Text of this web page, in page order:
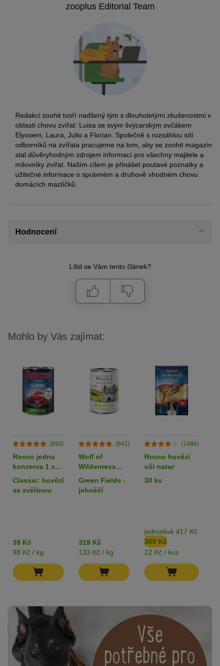
zooplus Editorial Team
Redakci zoohit tvoří nadšený tým s dlouholetými zkušenostmi v
oblasti chovu zvířat: Luisa se svým švýcarským ovčákem
Elyosem, Laura, Julio a Florian. Společně s rozsáhlou sítí
odborníků na zvířata pracujeme na tom, aby se zoohit magazín
stal důvěryhodným zdrojem informací pro všechny majitele a
milovníky zvířat. Naším cílem je přinášet poutavé poznatky a
užitečné informace o správném a druhově vhodném chovu
domácích mazlíčků.
Hodnocení
Líbil se Vám tento článek?
Mohlo by Vás zajímat:
(693)
Rocco jedna
konzerva 1 x
400 g
Classic: hovězí
se zvěřinou
39 Kč
98 Kč / kg
(841)
Wolf of
Wilderness
Adult 6 x 400 g
- single protein
Green Fields -
jehněčí
319 Kč
133 Kč / kg
(1486)
Rocco hovězí
uši natur
30 ks
jednotlivě 417 Kč
369 Kč
12 Kč / kus